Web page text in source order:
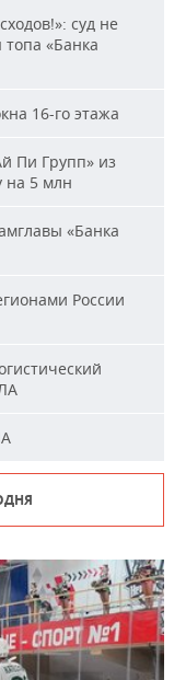
суд не
«Банка
16-го этажа
Пи Групп» из
на 5 млн
«Банка
России